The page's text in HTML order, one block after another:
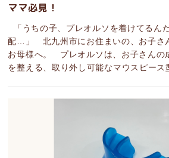
ママ必見！
「うちの子、プレオルソを着けてるん
配…」 北九州市にお住まいの、お子さ
お母様へ。 プレオルソは、お子さんの
を整える、取り外し可能なマウスピー